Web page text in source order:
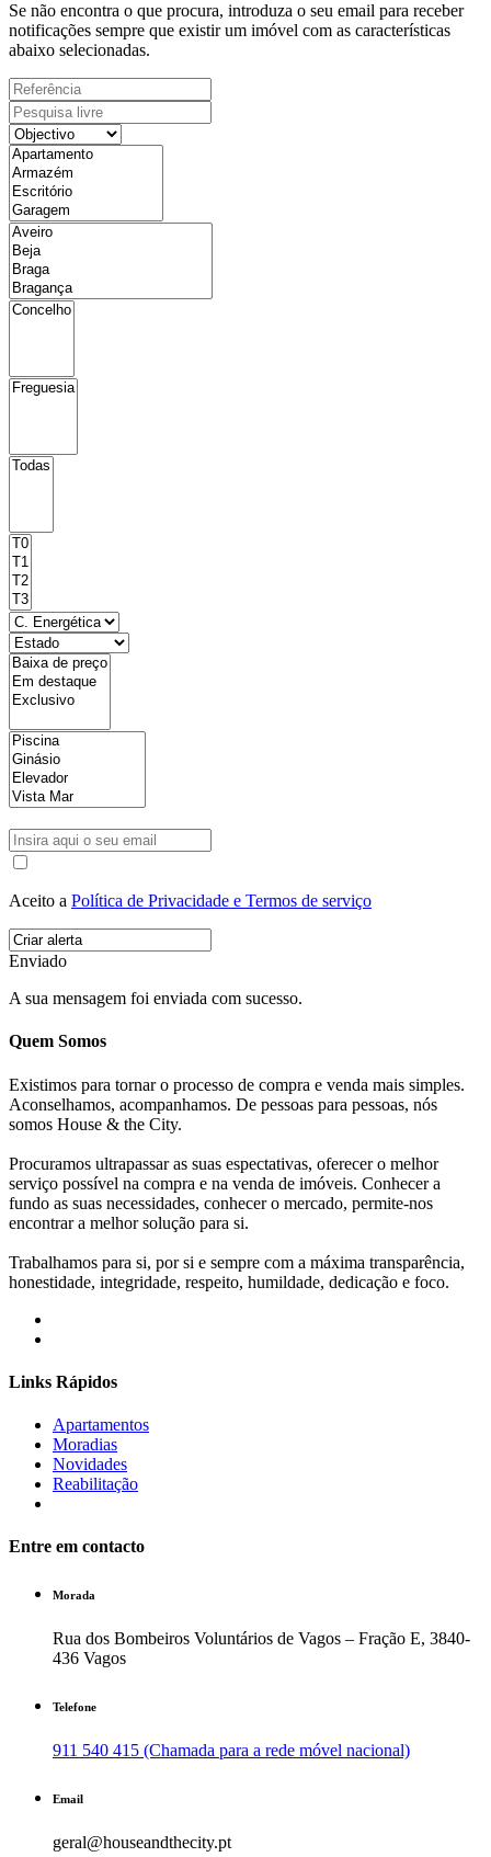
Se não encontra o que procura, introduza o seu email para receber
notificações sempre que existir um imóvel com as características
abaixo selecionadas.
Aceito a Política de Privacidade e Termos de serviço
Enviado
A sua mensagem foi enviada com sucesso.
Quem Somos
Existimos para tornar o processo de compra e venda mais simples.
Aconselhamos, acompanhamos. De pessoas para pessoas, nós
somos House & the City.
Procuramos ultrapassar as suas espectativas, oferecer o melhor
serviço possível na compra e na venda de imóveis. Conhecer a
fundo as suas necessidades, conhecer o mercado, permite-nos
encontrar a melhor solução para si.
Trabalhamos para si, por si e sempre com a máxima transparência,
honestidade, integridade, respeito, humildade, dedicação e foco.
Links Rápidos
Apartamentos
Moradias
Novidades
Reabilitação
Entre em contacto
Morada
Rua dos Bombeiros Voluntários de Vagos – Fração E, 3840-
436 Vagos
Telefone
911 540 415 (Chamada para a rede móvel nacional)
Email
geral@houseandthecity.pt